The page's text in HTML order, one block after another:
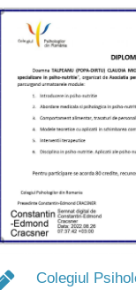
Colegiul